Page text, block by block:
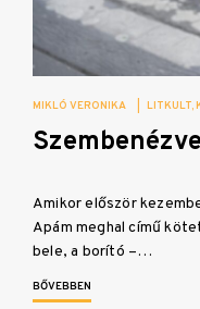
MIKLÓ VERONIKA LITKULT
Szembenézve
Amikor először
Apám meghal című
bele, a borító –…
BŐVEBBEN